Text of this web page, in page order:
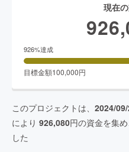
現在
926%達成
目標金額100,000円
このプロジェクトは、 2024/
により 926,080円の資金を集め
した